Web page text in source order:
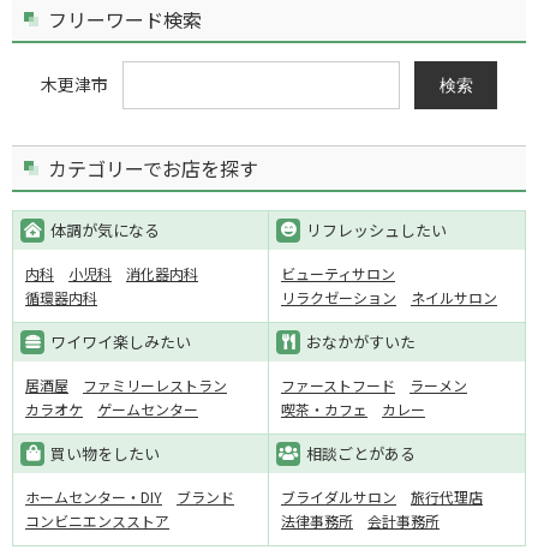
フリーワード検索
木更津市 検索
カテゴリーでお店を探す
体調が気になる
内科 小児科
消化器内科
循環器内科
リフレッシュしたい
ビューティサロン
リラクゼーション
ネイルサロン
ワイワイ楽しみたい
居酒屋
ファミリーレストラン
カラオケ
ゲームセンター
おなかがすいた
ファーストフード
ラーメン
喫茶・カフェ
カレー
買い物をしたい
ホームセンター・DIY
ブランド
コンビニエンスストア
相談ごとがある
ブライダルサロン
旅行代理店
法律事務所
会計事務所